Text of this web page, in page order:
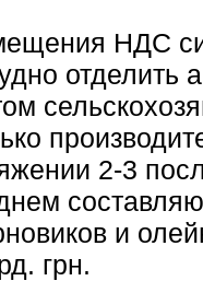
НДС
отделить
2-3
и
грн.